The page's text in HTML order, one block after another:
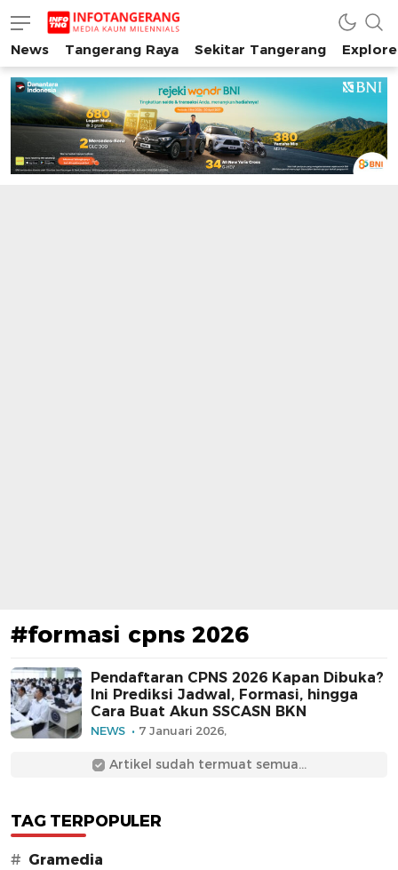
INFO TANGERANG
Media Kaum Millenials Tangerang Raya
News Tangerang Raya Sekitar Tangerang
#formasi cpns 2026
Pendaftaran CPNS 2026 Kapan Dibuka?
Ini Prediksi Jadwal, Formasi, hingga
Cara Buat Akun SSCASN BKN
NEWS 7 Januari 2026,
Artikel sudah termuat semua...
TAG TERPOPULER
# Gramedia